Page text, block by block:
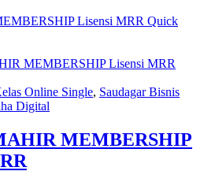
Quick
Online Single, Saudagar Bisnis
Digital
MEMBERSHIP